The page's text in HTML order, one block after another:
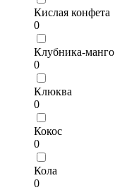
Кислая конфета
0
Клубника-манго
0
Клюква
0
Кокос
0
Кола
0